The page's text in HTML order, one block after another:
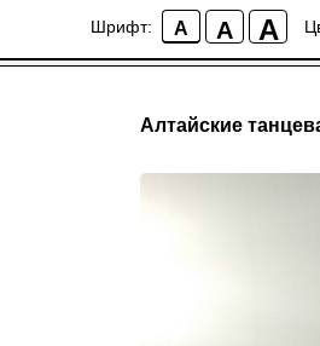
Шрифт: A A A
Алтайские